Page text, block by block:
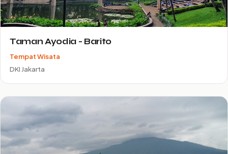
Taman Ayodia - Barito
Tempat Wisata
DKI Jakarta